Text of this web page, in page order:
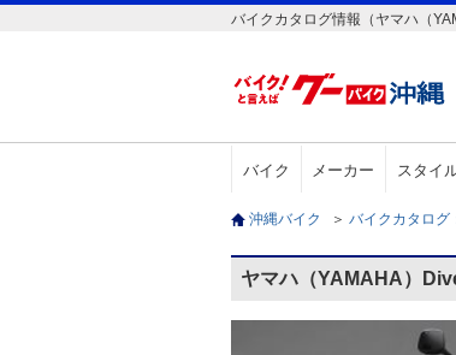
バイクカタログ情報（ヤマハ（
バイク メーカー スタイ
沖縄バイク ＞ バイクカタログ
ヤマハ（YAMAHA）